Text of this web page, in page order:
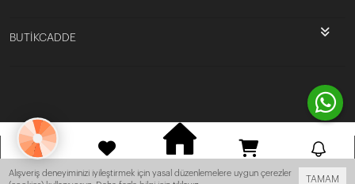
BUTİKCADDE
Vikaon E-Ticaret sistemleri ile hazırlanmıştır.
BILDIRIM
TAMAM
Alışveriş deneyiminizi iyileştirmek için yasal düzenlemelere uygun çerezler